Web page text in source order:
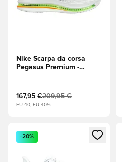
Nike Scarpa da corsa
Pegasus Premium -
167,95 €209,95 €
EU 40, EU 40½
Apre una finestra modale per
-20%